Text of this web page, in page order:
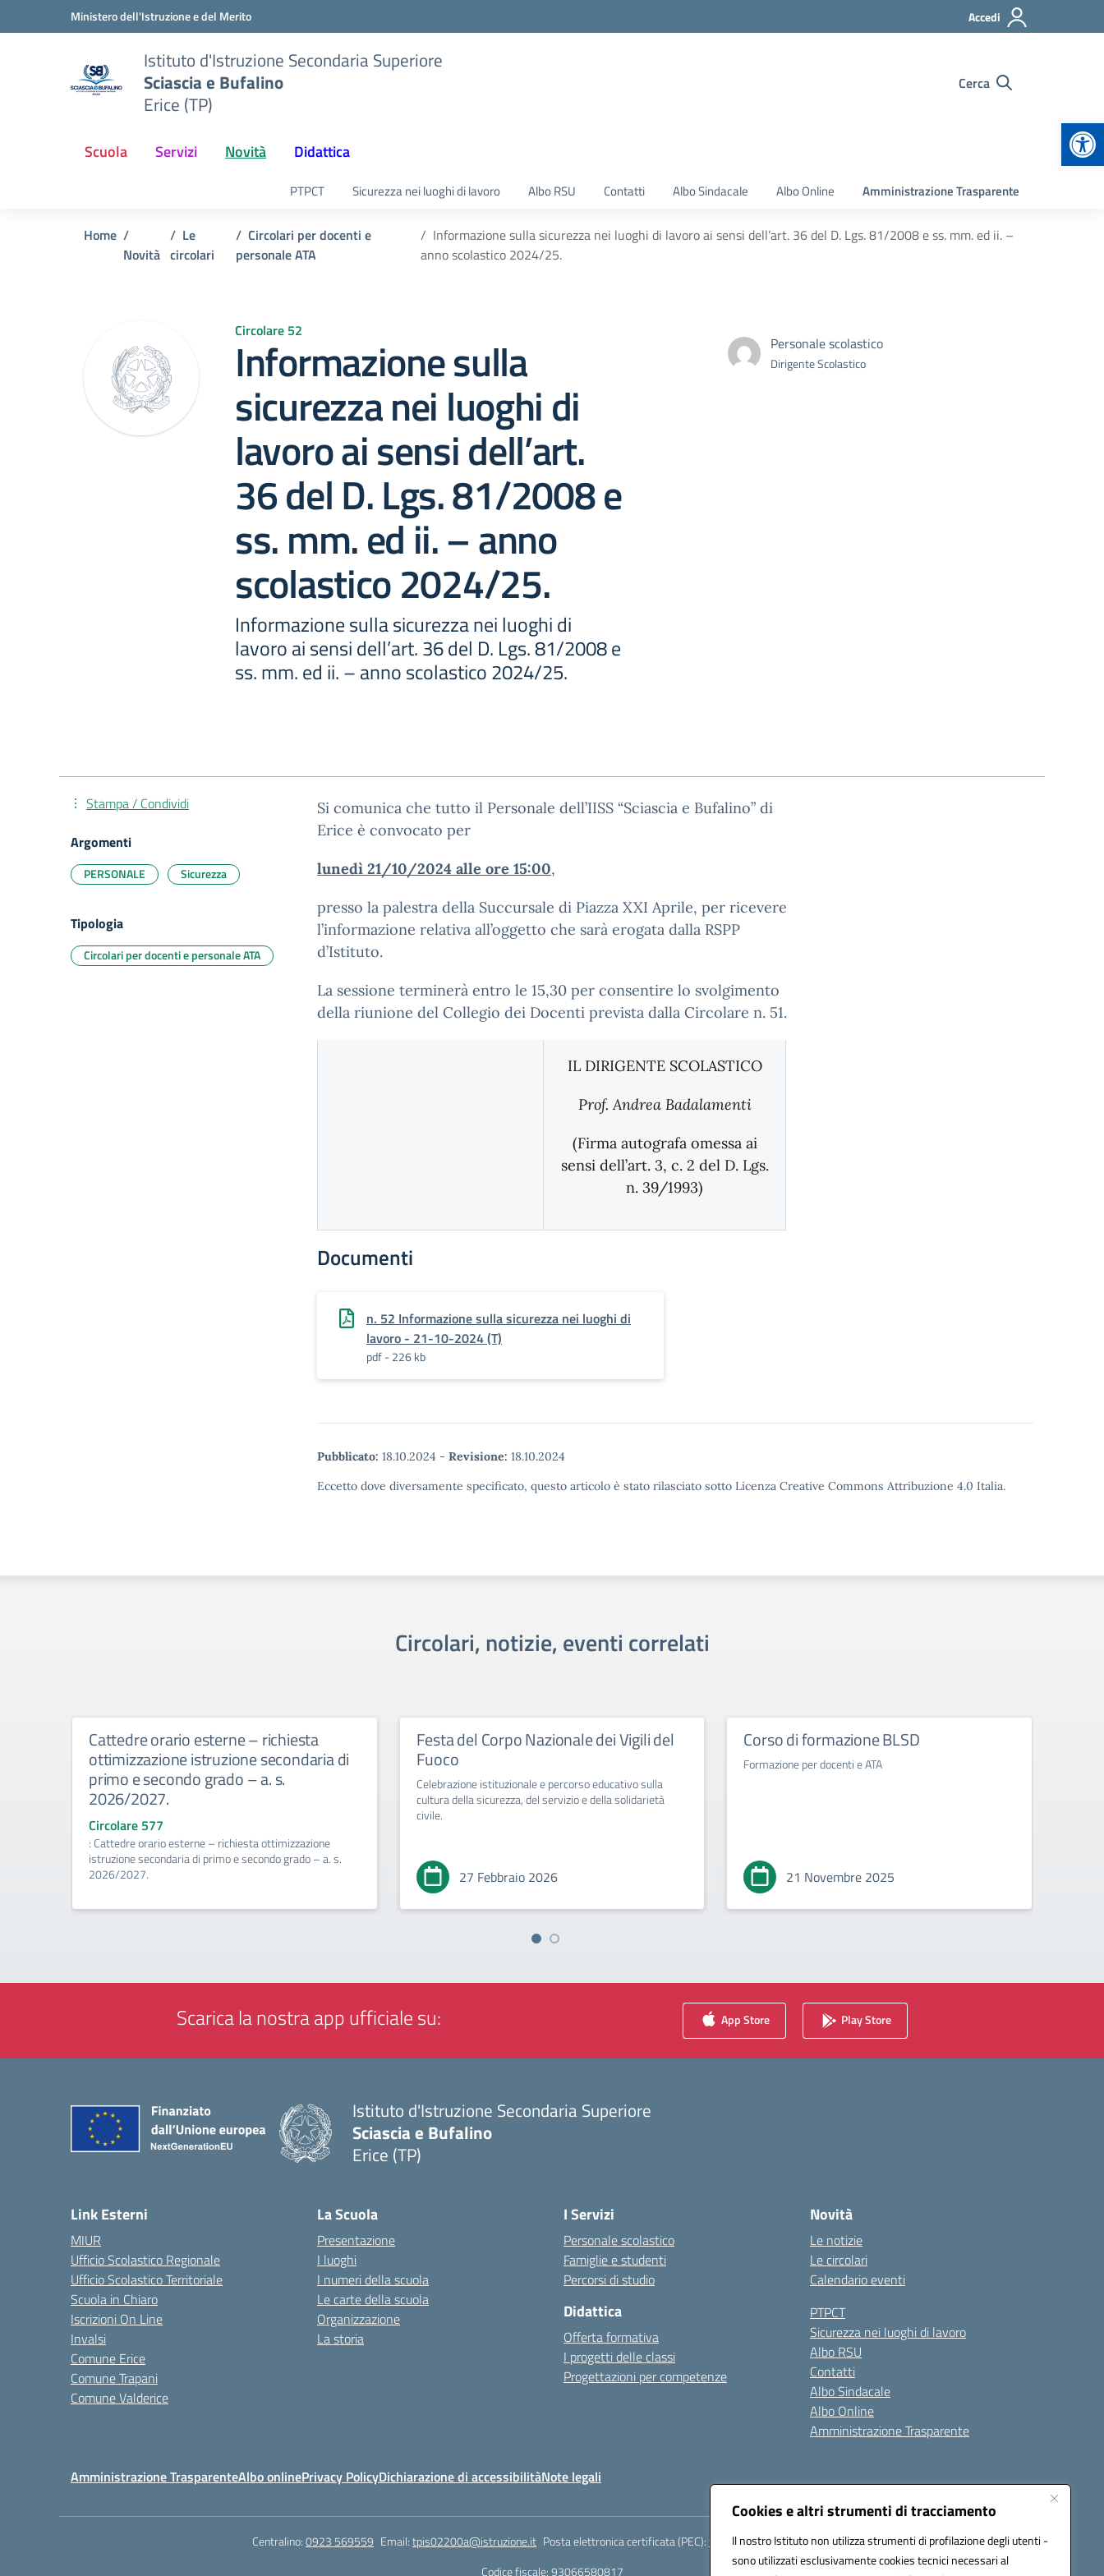
Cookies e altri strumenti di tracciamento
Il nostro Istituto non utilizza strumenti di profilazione degli utenti -
sono utilizzati esclusivamente cookies tecnici necessari al
Vai ai contenuti
Vai al menu di navigazioneMinistero dell'Istruzione e del Merito Accedi
Istituto d'Istruzione Secondaria Superiore
Sciascia e Bufalino
Erice (TP)
Cerca
Scuola Servizi Novità Didattica
PTPCT Sicurezza nei luoghi di lavoro Albo RSU Contatti Albo Sindacale Albo Online Amministrazione Trasparente
Home
Novità
Le
circolari
Circolari per docenti e
personale ATA
Informazione sulla sicurezza nei luoghi di lavoro ai sensi dell’art. 36 del D. Lgs. 81/2008 e ss. mm. ed ii. –
anno scolastico 2024/25.
Circolare 52
Informazione sulla
sicurezza nei luoghi di
lavoro ai sensi dell’art.
36 del D. Lgs. 81/2008 e
ss. mm. ed ii. – anno
scolastico 2024/25.
Informazione sulla sicurezza nei luoghi di
lavoro ai sensi dell’art. 36 del D. Lgs. 81/2008 e
ss. mm. ed ii. – anno scolastico 2024/25.
Personale scolastico
Dirigente Scolastico
Si comunica che tutto il Personale dell’IISS “Sciascia e Bufalino” di
Erice è convocato per
lunedì 21/10/2024 alle ore 15:00,
presso la palestra della Succursale di Piazza XXI Aprile, per ricevere
l’informazione relativa all’oggetto che sarà erogata dalla RSPP
d’Istituto.
La sessione terminerà entro le 15,30 per consentire lo svolgimento
della riunione del Collegio dei Docenti prevista dalla Circolare n. 51.
IL DIRIGENTE SCOLASTICO
Prof. Andrea Badalamenti
(Firma autografa omessa ai
sensi dell’art. 3, c. 2 del D. Lgs.
n. 39/1993)
Documenti
n. 52 Informazione sulla sicurezza nei luoghi di
lavoro - 21-10-2024 (T)
pdf - 226 kb
Pubblicato: 18.10.2024 - Revisione: 18.10.2024
Eccetto dove diversamente specificato, questo articolo è stato rilasciato sotto Licenza Creative Commons Attribuzione 4.0 Italia.
Stampa / Condividi
Argomenti
PERSONALE Sicurezza
Tipologia
Circolari per docenti e personale ATA
Circolari, notizie, eventi correlati
Cattedre orario esterne – richiesta
ottimizzazione istruzione secondaria di
primo e secondo grado – a. s.
2026/2027.
Circolare 577
: Cattedre orario esterne – richiesta ottimizzazione
istruzione secondaria di primo e secondo grado – a. s.
2026/2027.
Festa del Corpo Nazionale dei Vigili del
Fuoco
Celebrazione istituzionale e percorso educativo sulla
cultura della sicurezza, del servizio e della solidarietà
civile.
27 Febbraio 2026
Corso di formazione BLSD
Formazione per docenti e ATA
21 Novembre 2025
Scarica la nostra app ufficiale su: App Store Play Store
Istituto d'Istruzione Secondaria Superiore
Sciascia e Bufalino
Erice (TP)
Link Esterni
MIUR
Ufficio Scolastico Regionale
Ufficio Scolastico Territoriale
Scuola in Chiaro
Iscrizioni On Line
Invalsi
Comune Erice
Comune Trapani
Comune Valderice
La Scuola
Presentazione
I luoghi
I numeri della scuola
Le carte della scuola
Organizzazione
La storia
I Servizi
Personale scolastico
Famiglie e studenti
Percorsi di studio
Didattica
Offerta formativa
I progetti delle classi
Progettazioni per competenze
Novità
Le notizie
Le circolari
Calendario eventi
PTPCT
Sicurezza nei luoghi di lavoro
Albo RSU
Contatti
Albo Sindacale
Albo Online
Amministrazione Trasparente
Amministrazione TrasparenteAlbo onlinePrivacy PolicyDichiarazione di accessibilitàNote legali
Centralino:0923 569559 Email:tpis02200a@istruzione.it Posta elettronica certificata (PEC):tpis02200a@pec.istruzione.it
Codice fiscale: 93066580817